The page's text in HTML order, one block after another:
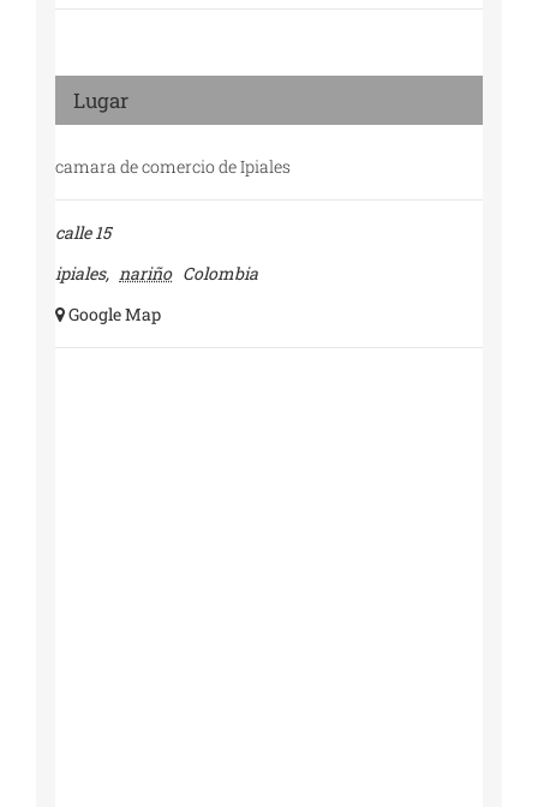
Lugar
camara de comercio de Ipiales
calle 15
ipiales, nariño Colombia
+ Google Map